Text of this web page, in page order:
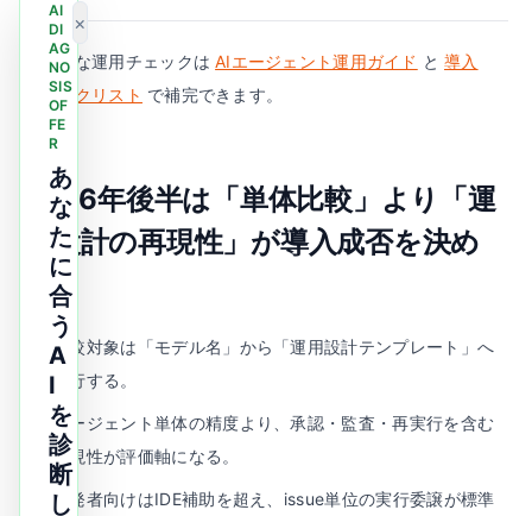
具体的な運用チェックは AIエージェント運用ガイド と 導入
チェックリスト で補完できます。
2026年後半は「単体比較」より「運
用設計の再現性」が導入成否を決め
る
比較対象は「モデル名」から「運用設計テンプレート」へ
移行する。
エージェント単体の精度より、承認・監査・再実行を含む
再現性が評価軸になる。
開発者向けはIDE補助を超え、issue単位の実行委譲が標準
AI
DI
AG
NO
SIS
OF
FE
R
あ
な
た
に
合
う
A
I
を
診
断
し
×